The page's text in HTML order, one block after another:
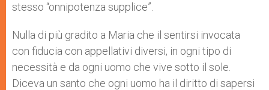
stesso “onnipotenza supplice”.
Nulla di più gradito a Maria che il sentirsi invocata
con fiducia con appellativi diversi, in ogni tipo di
necessità e da ogni uomo che vive sotto il sole.
Diceva un santo che ogni uomo ha il diritto di sapersi